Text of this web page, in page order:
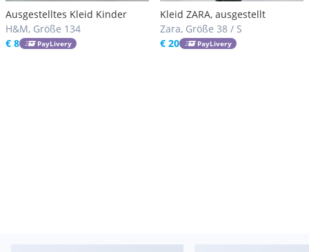
Ausgestelltes Kleid Kinder
H&M, Größe 134
€ 8
PayLivery
Kleid ZARA, ausgestellt
Zara, Größe 38 / S
€ 20
PayLivery